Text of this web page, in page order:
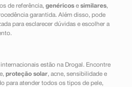
de referência, genéricose similares,
garantida. Além disso, pode
para esclarecer dúvidas e escolher a
estão na Drogal. Encontre
proteção solar, acne, sensibilidade e
para atender todos os tipos de pele,